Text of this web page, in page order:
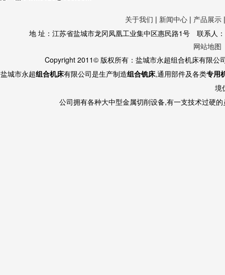
关于我们 | 新闻中心 | 产品展示
地 址：江苏省盐城市龙冈凤凰工业集中区惠民路1号 联系
网站地图
Copyright 2011© 版权所有：盐城市永超组合机床有限
盐城市永超组合机床有限公司是生产制造组合铣床,通用部件及各类专用
境
公司拥有各种大中型金属切削设备,有一支技术过硬